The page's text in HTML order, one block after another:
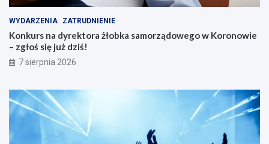
WYDARZENIA ZATRUDNIENIE
Konkurs na dyrektora żłobka samorządowego w Koronowie
– zgłoś się już dziś!
7 sierpnia 2026